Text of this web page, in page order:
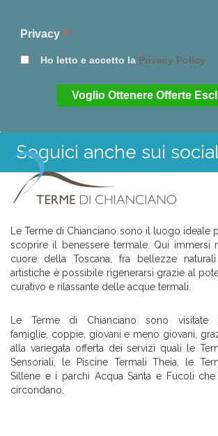
Privacy*
Ho letto e accetto la Privacy Policy
Seguici anche sui
Le Terme di Chianciano sono il luogo ideale
scoprire il benessere termale. Qui immersi
cuore della Toscana, fra bellezze
artistiche è possibile rigenerarsi grazie al
curativo e rilassante delle acque termali.
Le Terme di Chianciano sono visitate
famiglie, coppie, giovani e meno giovani,
alla variegata offerta dei servizi quali le
Sensoriali, le Piscine Termali Theia, le
Sillene e i parchi Acqua Santa e Fucoli
circondano.